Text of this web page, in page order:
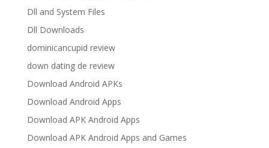
Dll and System Files
Dll Downloads
dominicancupid review
down dating de review
Download Android APKs
Download Android Apps
Download APK Android Apps
Download APK Android Apps and Games